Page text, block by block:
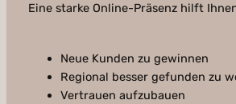
Eine starke Online-Präsenz hilft
Neue Kunden zu gewinnen
Regional besser gefunden zu
Vertrauen aufzubauen